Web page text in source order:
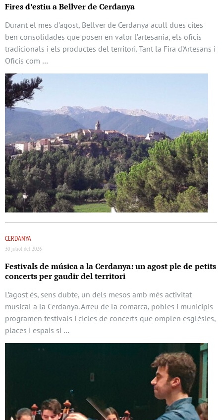
Fires d’estiu a Bellver de Cerdanya
Durant el mes d’agost, Bellver de Cerdanya acull dues cites
ben consolidades que posen en valor l’artesania, els oficis
tradicionals i els productes del territori. Tant la Fira d’Artesans i
Oficis com …
CERDANYA
30 juliol del 2026
Festivals de música a la Cerdanya: un agost ple de petits
concerts per gaudir del territori
L’agost és, sens dubte, un dels mesos amb més activitat
musical a la Cerdanya. Arreu de la comarca, pobles i municipis
programen festivals i cicles de concerts que omplen esglésies,
places i espais si …